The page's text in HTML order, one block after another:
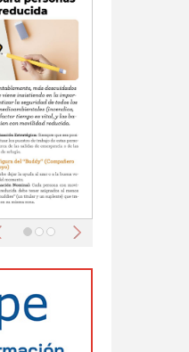
Anterior Siguiente